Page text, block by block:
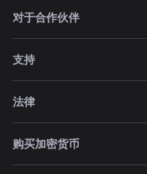
对于合作伙伴
支持
法律
购买加密货币